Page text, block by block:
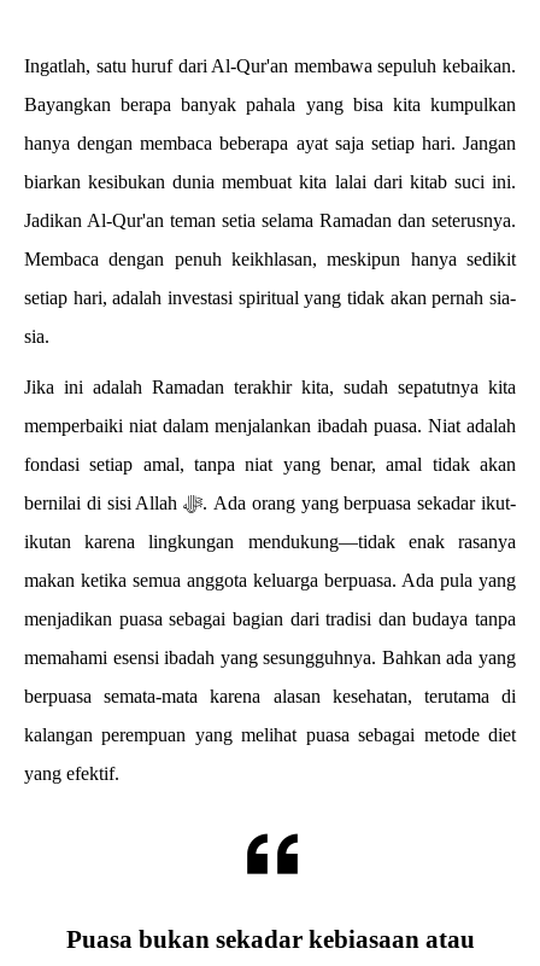
Ingatlah, satu huruf dari Al-Qur'an membawa sepuluh kebaikan.
Bayangkan berapa banyak pahala yang bisa kita kumpulkan
hanya dengan membaca beberapa ayat saja setiap hari. Jangan
biarkan kesibukan dunia membuat kita lalai dari kitab suci ini.
Jadikan Al-Qur'an teman setia selama Ramadan dan seterusnya.
Membaca dengan penuh keikhlasan, meskipun hanya sedikit
setiap hari, adalah investasi spiritual yang tidak akan pernah sia-
sia.
Jika ini adalah Ramadan terakhir kita, sudah sepatutnya kita
memperbaiki niat dalam menjalankan ibadah puasa. Niat adalah
fondasi setiap amal, tanpa niat yang benar, amal tidak akan
bernilai di sisi Allah ﷻ. Ada orang yang berpuasa sekadar ikut-
ikutan karena lingkungan mendukung—tidak enak rasanya
makan ketika semua anggota keluarga berpuasa. Ada pula yang
menjadikan puasa sebagai bagian dari tradisi dan budaya tanpa
memahami esensi ibadah yang sesungguhnya. Bahkan ada yang
berpuasa semata-mata karena alasan kesehatan, terutama di
kalangan perempuan yang melihat puasa sebagai metode diet
yang efektif.
Puasa bukan sekadar kebiasaan atau